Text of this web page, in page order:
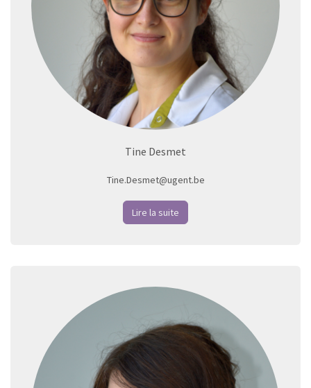
Tine Desmet
Tine.Desmet@ugent.be
Lire la suite